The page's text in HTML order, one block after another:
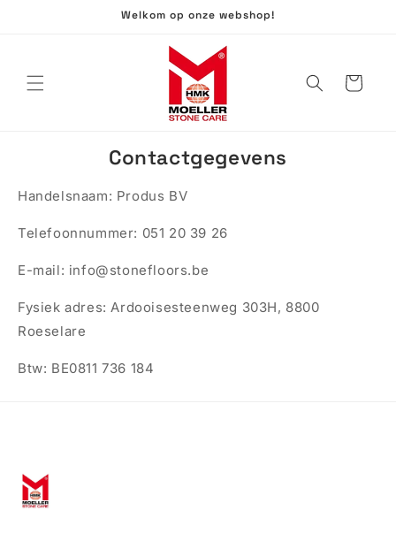
Welkom op onze webshop!
Winkelwagen
Contactgegevens
Handelsnaam: Produs BV
Telefoonnummer: 051 20 39 26
E-mail: info@stonefloors.be
Fysiek adres:Ardooisesteenweg 303H, 8800
Roeselare
Btw: BE0811 736 184